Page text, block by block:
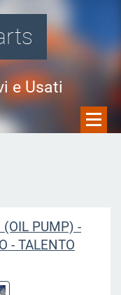
e Usati
PUMP) -
- TALENTO